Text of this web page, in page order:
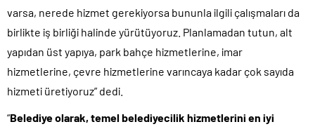
varsa, nerede hizmet gerekiyorsa bununla ilgili çalışmaları da
birlikte iş birliği halinde yürütüyoruz. Planlamadan tutun, alt
yapıdan üst yapıya, park bahçe hizmetlerine, imar
hizmetlerine, çevre hizmetlerine varıncaya kadar çok sayıda
hizmeti üretiyoruz” dedi.
“Belediye olarak, temel belediyecilik hizmetlerini en iyi